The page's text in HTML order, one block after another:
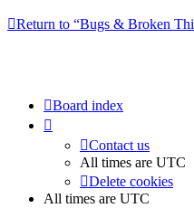
Return to “Bugs & Broken
Board index
Contact us
All times are UTC
Delete cookies
All times are UTC